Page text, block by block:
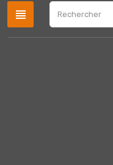
view_headline